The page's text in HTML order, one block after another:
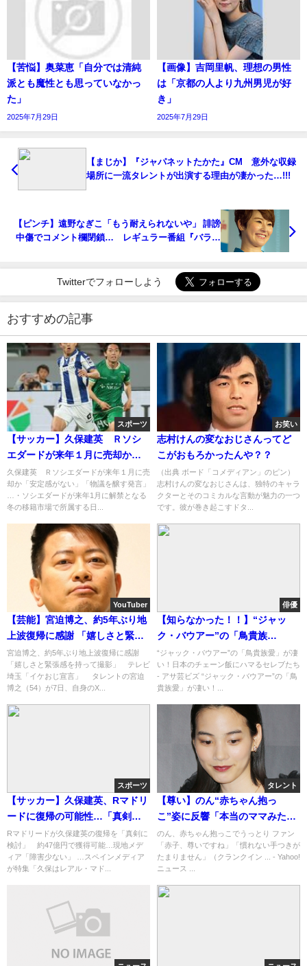
【苦悩】奥菜恵「自分では清純
派とも魔性とも思っていなかっ
た」
2025年7月29日
【画像】吉岡里帆、理想の男性
は「京都の人より九州男児が好
き」
2025年7月29日
【まじか】『ジャパネットたかた』CM 意外な収録
場所に一流タレントが出演する理由が凄かった…!!!
【ピンチ】遠野なぎこ「もう耐えられないや」 誹謗
中傷でコメント欄閉鎖… レギュラー番組『バラい
Twitterでフォローしよう
おすすめの記事
スポーツ
【サッカー】久保建英 Ｒソシ
エダードが来年１月に売却か
「安定感がない」「物議を醸す
発言」
久保建英 Ｒソシエダードが来年１月に売
却か「安定感がない」「物議を醸す発言」
…・ソシエダードが来年1月に解禁となる
冬の移籍市場で所属する日...
お笑い
志村けんの変なおじさんってど
こがおもろかったんや？？
（出典 ボード「コメディアン」のピン）
志村けんの変なおじさんは、独特のキャラ
クターとそのコミカルな言動が魅力の一つ
です。彼が巻き起こすドタ...
YouTuber
【芸能】宮迫博之、約5年ぶり地
上波復帰に感謝 「嬉しさと緊張
感を持って撮影」
宮迫博之、約5年ぶり地上波復帰に感謝
「嬉しさと緊張感を持って撮影」 テレビ
埼玉「イケおじ宣言」 タレントの宮迫
博之（54）が7日、自身のX...
俳優
【知らなかった！！】“ジャッ
ク・バウアー”の「鳥貴族
愛」！！日本のチェーン飯にハ
マるセレブたち・・・
“ジャック・バウアー”の「鳥貴族愛」が凄
い！日本のチェーン飯にハマるセレブたち
- アサ芸ビズ “ジャック・バウアー”の「鳥
貴族愛」が凄い！...
スポーツ
【サッカー】久保建英、Rマドリ
ードに復帰の可能性…「真剣に
検討」！！！！！
Rマドリードが久保建英の復帰を「真剣に
検討」 約47億円で獲得可能…現地メデ
ィア「障害少ない」 …スペインメディア
が特集「久保はレアル・マド...
タレント
【尊い】のん“赤ちゃん抱っ
こ”姿に反響「本当のママみた
い」・・・(*ﾟ▽ﾟ*)
のん、赤ちゃん抱っこでうっとり ファン
「赤子、尊いですね」「慣れない手つきが
たまりません」（クランクイン ... - Yahoo!
ニュース ...